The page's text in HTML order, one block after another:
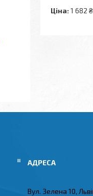
Ціна: 1 682 ₴
Вул. Зелена 10,